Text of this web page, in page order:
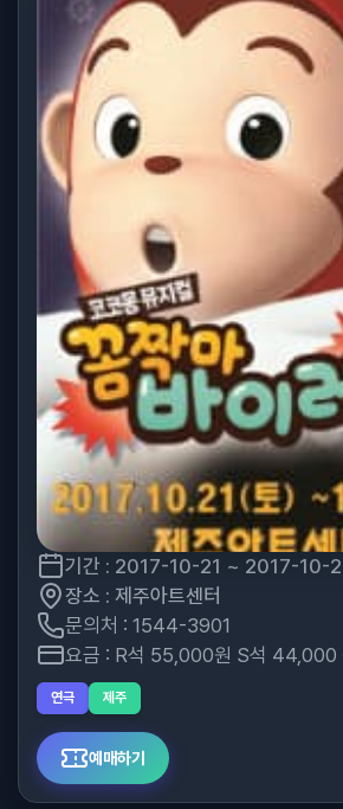
기간 : 2017-10-21 ~ 2017-10-
장소 : 제주아트센터
문의처 : 1544-3901
요금 : R석 55,000원 S석 44,000
연극 제주
예매하기